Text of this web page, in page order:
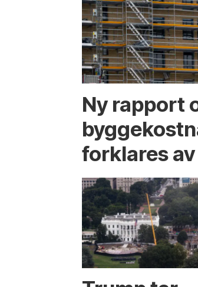
Ny rapport
forklares